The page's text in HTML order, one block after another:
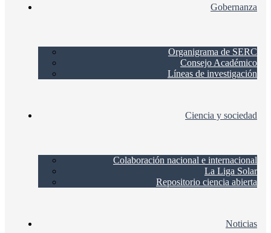
Gobernanza
Organigrama de SERC
Consejo Académico
Líneas de investigación
Ciencia y sociedad
Colaboración nacional e internacional
La Liga Solar
Repositorio ciencia abierta
Noticias